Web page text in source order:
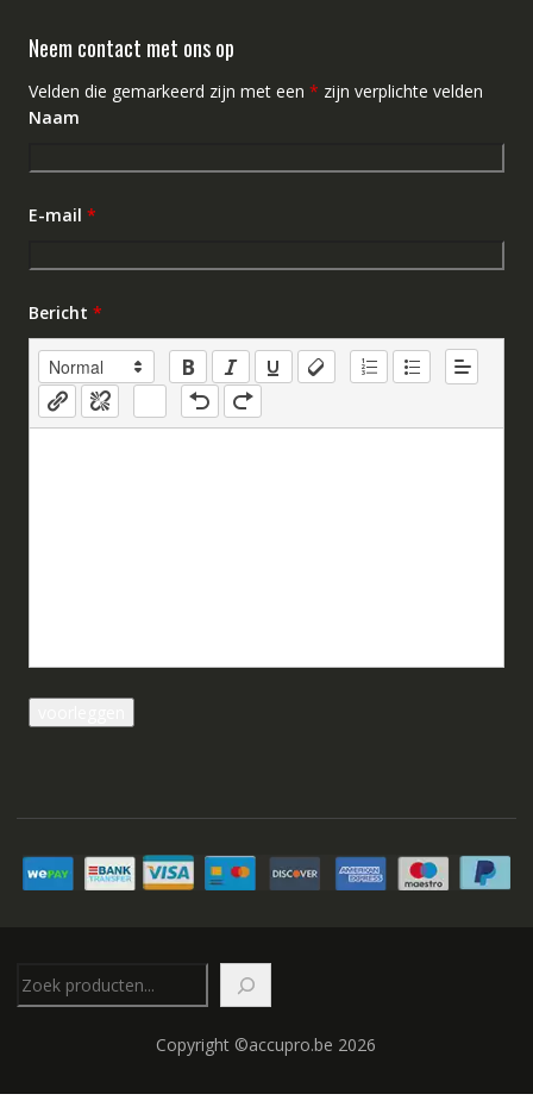
Neem contact met ons op
Velden die gemarkeerd zijn met een * zijn verplichte velden
Naam
E-mail *
Bericht *
Copyright ©accupro.be 2026